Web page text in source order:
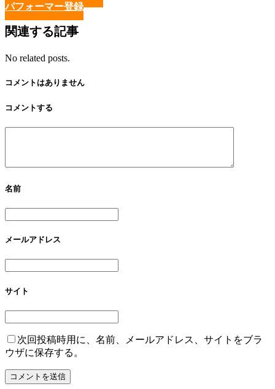
パフォーマー登録
関連する記事
No related posts.
コメントはありません
コメントする
名前
メールアドレス
サイト
次回投稿時用に、名前、メールアドレス、サイトをブラ
ウザに保存する。